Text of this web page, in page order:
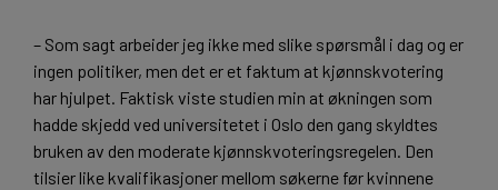
– Som sagt arbeider jeg ikke med slike spørsmål i dag og er
ingen politiker, men det er et faktum at kjønnskvotering
har hjulpet. Faktisk viste studien min at økningen som
hadde skjedd ved universitetet i Oslo den gang skyldtes
bruken av den moderate kjønnskvoteringsregelen. Den
tilsier like kvalifikasjoner mellom søkerne før kvinnene